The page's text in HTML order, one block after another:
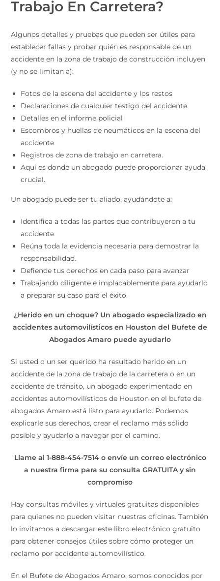
Trabajo En Carretera?
Algunos detalles y pruebas que pueden ser útiles para
establecer fallas y probar quién es responsable de un
accidente en la zona de trabajo de construcción incluyen
(y no se limitan a):
Fotos de la escena del accidente y los restos
Declaraciones de cualquier testigo del accidente.
Detalles en el informe policial
Escombros y huellas de neumáticos en la escena del
accidente
Registros de zona de trabajo en carretera.
Aquí es donde un abogado puede proporcionar ayuda
crucial.
Un abogado puede ser tu aliado, ayudándote a:
Identifica a todas las partes que contribuyeron a tu
accidente
Reúna toda la evidencia necesaria para demostrar la
responsabilidad.
Defiende tus derechos en cada paso para avanzar
Trabajando diligente e implacablemente para ayudarlo
a preparar su caso para el éxito.
¿Herido en un choque? Un abogado especializado en
accidentes automovilísticos en Houston del Bufete de
Abogados Amaro puede ayudarlo
Si usted o un ser querido ha resultado herido en un
accidente de la zona de trabajo de la carretera o en un
accidente de tránsito, un abogado experimentado en
accidentes automovilísticos de Houston en el bufete de
abogados Amaro está listo para ayudarlo. Podemos
explicarle sus derechos, crear el reclamo más sólido
posible y ayudarlo a navegar por el camino.
Llame al 1-888-454-7514 o envíe un correo electrónico
a nuestra firma para su consulta GRATUITA y sin
compromiso
Hay consultas móviles y virtuales gratuitas disponibles
para quienes no pueden visitar nuestras oficinas. También
lo invitamos a descargar este libro electrónico gratuito
para obtener consejos útiles sobre cómo proteger un
reclamo por accidente automovilístico.
En el Bufete de Abogados Amaro, somos conocidos por